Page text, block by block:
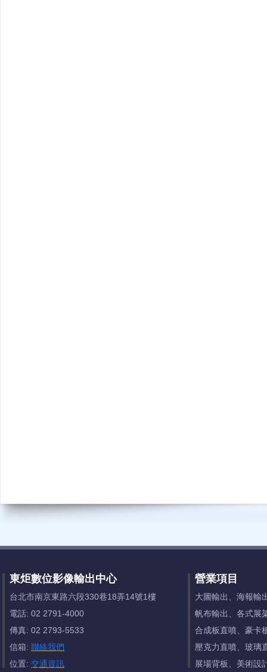
東炬數位影像輸出中心
台北市南京東路六段330巷18弄14號1樓
電話: 02 2791-4000
傳真: 02 2793-5533
信箱: 聯絡我們
位置: 交通資訊
營業項目
大圖輸出、海報輸
帆布輸出、各式展
合成板直噴、豪卡
壓克力直噴、玻璃
展場背板、美術設